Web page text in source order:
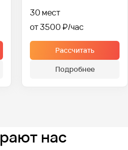
30 мест
от 3500 ₽
Рассчитать
Подробнее
нас